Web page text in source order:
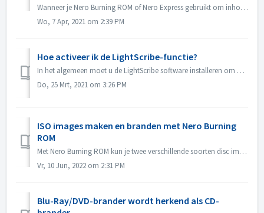
Wanneer je Nero Burning ROM of Nero Express gebruikt om inhoud op een schijf te branden, kan je de foutmelding 'Burn process failed ...' tegenkomen....
Wo, 7 Apr, 2021 om 2:39 PM
Hoe activeer ik de LightScribe-functie?
In het algemeen moet u de LightScribe software installeren om de LightScribe functies te activeren. https://lightscribesoftware.org/ Neem contact met ons o...
Do, 25 Mrt, 2021 om 3:26 PM
ISO images maken en branden met Nero Burning
ROM
Met Nero Burning ROM kun je twee verschillende soorten disc images maken. De 'Nero Image Files' (*.nrg) bestaan uit een eigen Nero Disc Image forma...
Vr, 10 Jun, 2022 om 2:31 PM
Blu-Ray/DVD-brander wordt herkend als CD-